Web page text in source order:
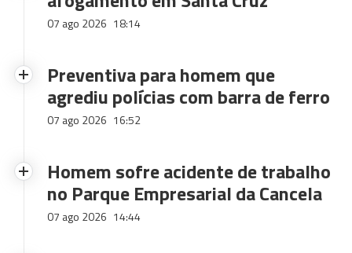
07 ago 2026 18:14
Preventiva para homem que
agrediu polícias com barra de ferro
07 ago 2026 16:52
Homem sofre acidente de trabalho
no Parque Empresarial da Cancela
07 ago 2026 14:44